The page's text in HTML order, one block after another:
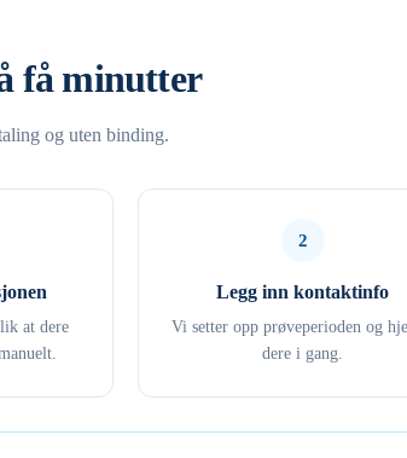
få minutter
og uten binding.
at dere
2
Legg inn kontaktinfo
Vi setter opp prøveperioden og
dere i gang.